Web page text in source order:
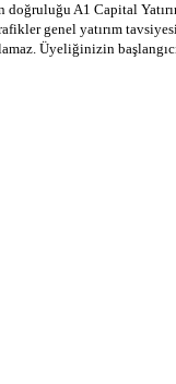
A1 Capital
genel yatırım
Üyeliğinizin